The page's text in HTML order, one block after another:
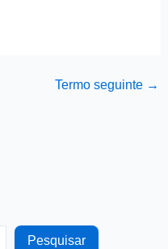
Termo seguinte →
Pesquisar